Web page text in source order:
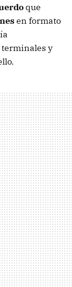
que
en formato
terminales y